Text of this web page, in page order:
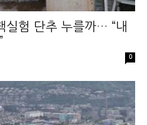
실험 단추 누를까… “내
0